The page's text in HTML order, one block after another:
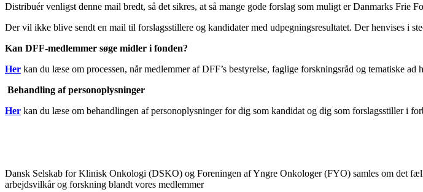
Distribuér venligst denne mail bredt, så det sikres, at så mange gode forslag som muligt er Danmarks Frie
Der vil ikke blive sendt en mail til forslagsstillere og kandidater med udpegningsresultatet. Der henvises i
Kan DFF-medlemmer søge midler i fonden?
Her kan du læse om processen, når medlemmer af DFF’s bestyrelse, faglige forskningsråd og tematiske ad
Behandling af personoplysninger
Her kan du læse om behandlingen af personoplysninger for dig som kandidat og dig som forslagsstiller i
Dansk Selskab for Klinisk Onkologi (DSKO) og Foreningen af Yngre Onkologer (FYO) samles om det
arbejdsvilkår og forskning blandt vores medlemmer